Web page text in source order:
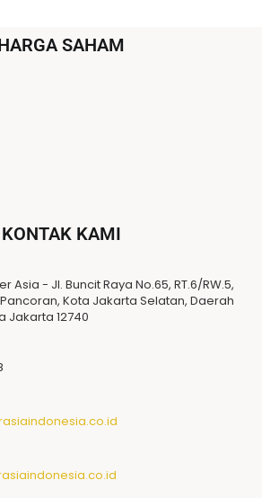
SAHAM
KONTAK KAMI
Asia - Jl. Buncit Raya No.65, RT.6/RW.5,
Kota Jakarta Selatan, Daerah
Jakarta 12740